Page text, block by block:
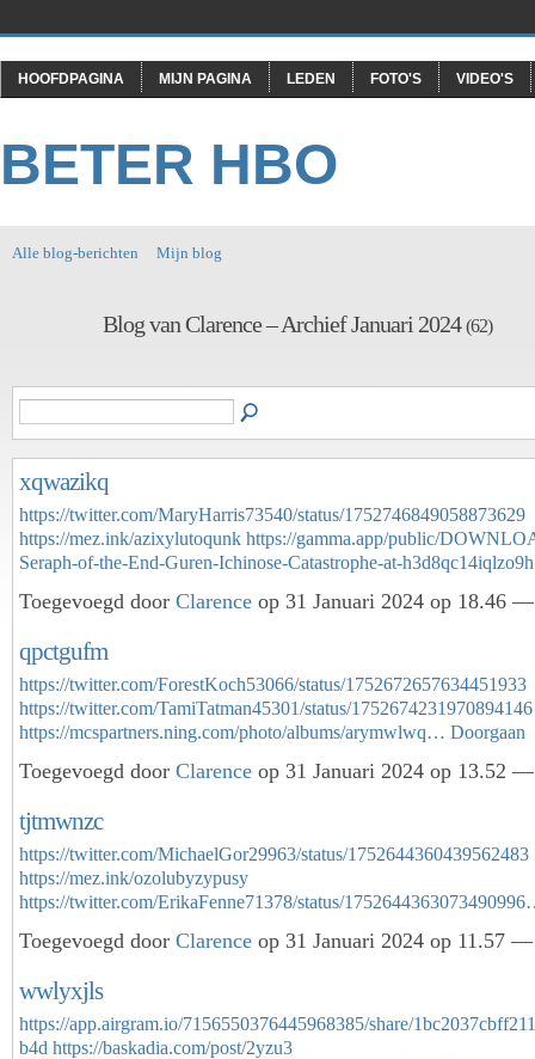
HOOFDPAGINA MIJN PAGINA LEDEN FOTO'S VIDEO'S
BETER HBO
Alle blog-berichten Mijn blog
Blog van Clarence – Archief Januari 2024(62)
xqwazikq
https://twitter.com/MaryHarris73540/status/1752746849058873629
https://mez.ink/azixylutoqunk https://gamma.app/public/
Seraph-of-the-End-Guren-Ichinose-Catastrophe-at-
Toegevoegd door Clarence op 31 Januari 2024 op 18.46 —
qpctgufm
https://twitter.com/ForestKoch53066/status/1752672657634451933
https://twitter.com/TamiTatman45301/status/1752674231970894146
https://mcspartners.ning.com/photo/albums/arymwlwq… Doorgaan
Toegevoegd door Clarence op 31 Januari 2024 op 13.52 —
tjtmwnzc
https://twitter.com/MichaelGor29963/status/1752644360439562483
https://mez.ink/ozolubyzypusy
https://twitter.com/ErikaFenne71378/status/
Toegevoegd door Clarence op 31 Januari 2024 op 11.57 —
wwlyxjls
https://app.airgram.io/7156550376445968385/share/
b4d https://baskadia.com/post/2yzu3